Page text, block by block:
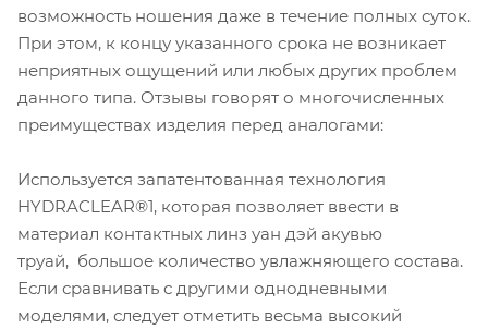
возможность ношения даже в течение полных суток.
При этом, к концу указанного срока не возникает
неприятных ощущений или любых других проблем
данного типа. Отзывы говорят о многочисленных
преимуществах изделия перед аналогами:
Используется запатентованная технология
HYDRACLEAR®1, которая позволяет ввести в
материал контактных линз уан дэй акувью
труай, большое количество увлажняющего состава.
Если сравнивать с другими однодневными
моделями, следует отметить весьма высокий